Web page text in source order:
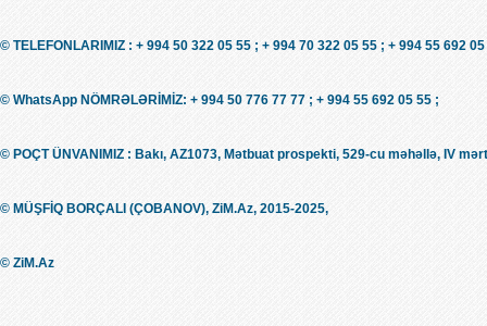
© TELEFONLARIMIZ : + 994 50 322 05 55 ; + 994 70 322 05 55 ; + 994 55 692
© WhatsApp NÖMRƏLƏRİMİZ: + 994 50 776 77 77 ; + 994 55 692 05 55 ;
© POÇT ÜNVANIMIZ : Bakı, AZ1073, Mətbuat prospekti, 529-cu məhəllə, IV
© MÜŞFİQ BORÇALI (ÇOBANOV), ZiM.Az, 2015-2025,
© ZiM.Az